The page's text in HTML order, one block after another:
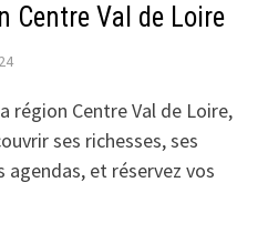
Centre Val de Loire
région Centre Val de Loire,
ses richesses, ses
agendas, et réservez vos